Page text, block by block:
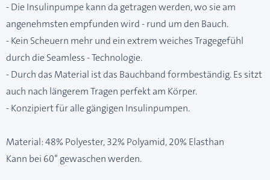
- Die Insulinpumpe kann da getragen werden, wo sie am
angenehmsten empfunden wird - rund um den Bauch.
- Kein Scheuern mehr und ein extrem weiches Tragegefühl
durch die Seamless - Technologie.
- Durch das Material ist das Bauchband formbeständig. Es sitzt
auch nach längerem Tragen perfekt am Körper.
- Konzipiert für alle gängigen Insulinpumpen.
Material: 48% Polyester, 32% Polyamid, 20% Elasthan
Kann bei 60° gewaschen werden.